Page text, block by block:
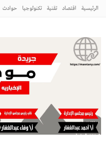
الرئيسية اقتصاد تقنية تكنولوجيا حوادث